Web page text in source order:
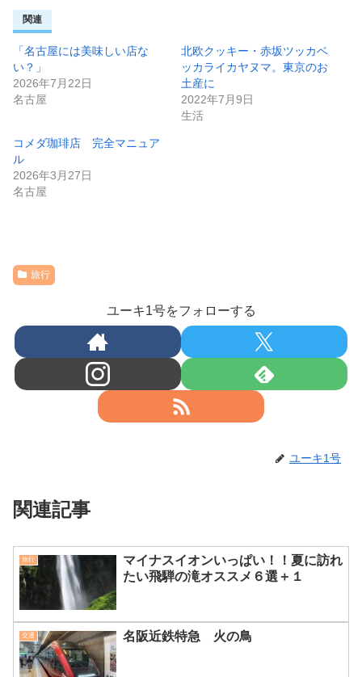
関連
「名古屋には美味しい店な
い？」
2026年7月22日
名古屋
北欧クッキー・赤坂ツッカベ
ッカライカヤヌマ。東京のお
土産に
2022年7月9日
生活
コメダ珈琲店 完全マニュア
ル
2026年3月27日
名古屋
旅行
ユーキ1号をフォローする
ユーキ1号
関連記事
旅行
マイナスイオンいっぱい！！夏に訪れ
たい飛騨の滝オススメ６選＋１
交通 名阪近鉄特急 火の鳥